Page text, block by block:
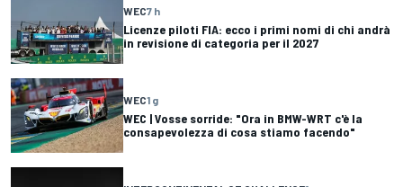
WEC7 h
Licenze piloti FIA: ecco i primi nomi di chi andrà
in revisione di categoria per il 2027
WEC1 g
WEC | Vosse sorride: "Ora in BMW-WRT c'è la
consapevolezza di cosa stiamo facendo"